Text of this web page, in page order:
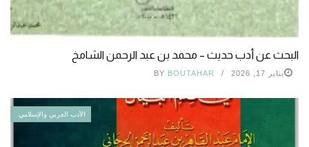
البحث عن أدب حديث – محمد بن عبد الرحمن الشامخ
يناير 17, 2026 BY BOUTAHAR
الأدب العربي والإسلامي